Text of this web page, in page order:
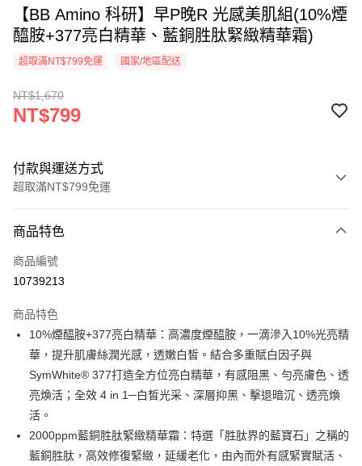
【BB Amino 科研】早P晚R 光感美肌組(10%煙
醯胺+377亮白精華、藍銅胜肽緊緻精華霜)
超取滿NT$799免運 國家/地區配送
NT$1,670
NT$799
付款與運送方式
超取滿NT$799免運
信用卡一次付款
超商取貨付款
Apple Pay
街口支付
悠遊付
AFTEE先享後付
相關說明
【關於「AFTEE先享後付」】
商品特色
商品編號
10739213
商品特色
10%煙醯胺+377亮白精華：高濃度煙醯胺，一滴滲入10%光亮精
華，提升肌膚絲潤光感，透嫩白皙。結合多重賦白因子與
SymWhite® 377打造全方位亮白精華，有感阻黑、勻亮膚色、透
亮煥活；全效 4 in 1─白皙光采、深層抑黑、擊退暗沉、透亮煥
活。
2000ppm藍銅胜肽緊緻精華霜：特選「胜肽界的藍寶石」之稱的
藍銅胜肽，高效修復緊緻，延緩老化，由內而外有感緊實賦活、